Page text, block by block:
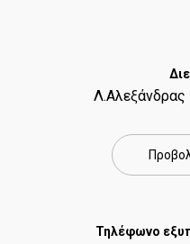
Λ.Αλεξάνδρας
Τηλέφωνο